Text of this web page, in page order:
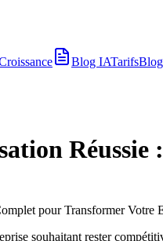
Blog IATarifsBlog
pour Transformer Votre
souhaitant rester